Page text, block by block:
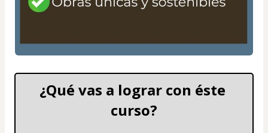
¿Qué vas a lograr con éste
curso?